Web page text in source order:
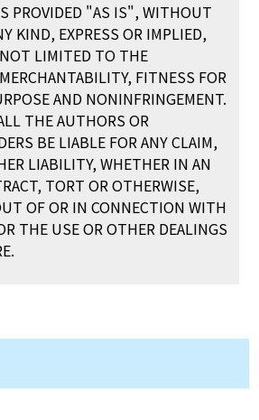
PROVIDED "AS IS", WITHOUT
KIND, EXPRESS OR IMPLIED,
LIMITED TO THE
FITNESS FOR
AND NONINFRINGEMENT.
THE AUTHORS OR
BE LIABLE FOR ANY CLAIM,
LIABILITY, WHETHER IN AN
TORT OR OTHERWISE,
OF OR IN CONNECTION WITH
THE USE OR OTHER DEALINGS